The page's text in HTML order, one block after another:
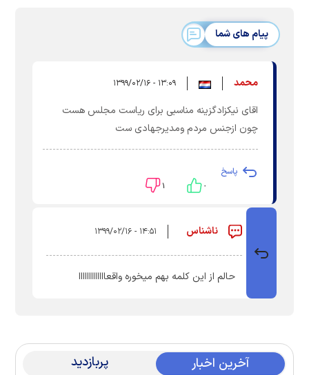
پیام های شما
محمد ۱۳:۰۹ - ۱۳۹۹/۰۲/۱۶
اقای نیکزادگزینه مناسبی برای ریاست مجلس هست
چون ازجنس مردم ومدیرجهادی ست
پاسخ
۰ ۱
ناشناس ۱۴:۵۱ - ۱۳۹۹/۰۲/۱۶
حالم از این کلمه بهم میخوره واقعااااااااااااا
آخرین اخبار پربازدید